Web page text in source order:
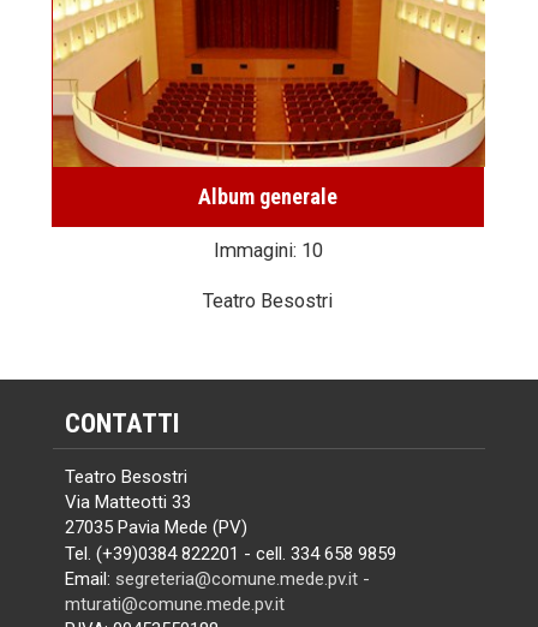
Album generale
Immagini: 10
Teatro Besostri
CONTATTI
Teatro Besostri
Via Matteotti 33
27035 Pavia Mede (PV)
Tel. (+39)0384 822201 - cell. 334 658 9859
Email: segreteria@comune.mede.pv.it -
mturati@comune.mede.pv.it